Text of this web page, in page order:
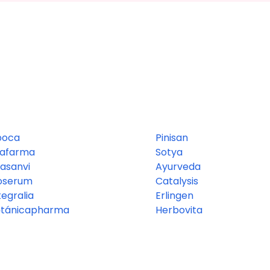
Pinisan
Sotya
Ayurveda
Catalysis
Erlingen
Herbovita